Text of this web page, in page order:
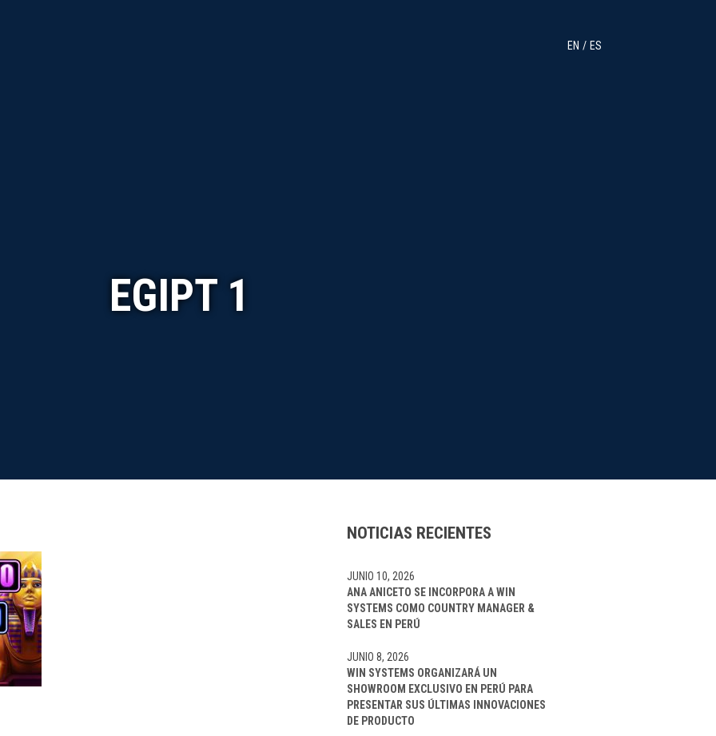
EN ES
EGIPT 1
NOTICIAS RECIENTES
ANA ANICETO SE INCORPORA A WIN
SYSTEMS COMO COUNTRY MANAGER &
SALES EN PERÚ
JUNIO 10, 2026
WIN SYSTEMS ORGANIZARÁ UN
SHOWROOM EXCLUSIVO EN PERÚ PARA
PRESENTAR SUS ÚLTIMAS INNOVACIONES
DE PRODUCTO
JUNIO 8, 2026